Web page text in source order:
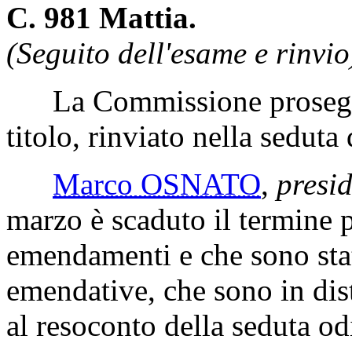
C. 981 Mattia.
(Seguito dell'esame e
La Commissione
titolo, rinviato nella seduta
Marco OSNATO,
marzo è scaduto il termine
emendamenti e che sono
emendative, che sono in
al resoconto della seduta